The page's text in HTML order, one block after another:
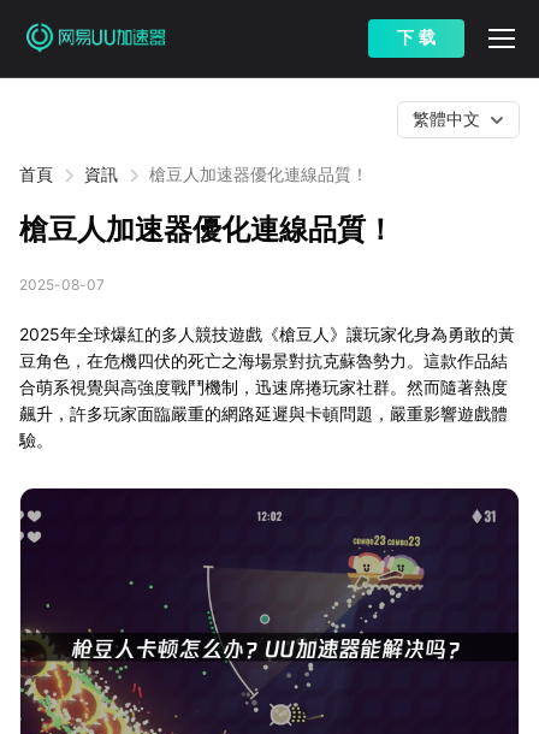
下 载
首頁 資訊 槍豆人加速器優化連線品質！
繁體中文
槍豆人加速器優化連線品質！
2025-08-07
2025年全球爆紅的多人競技遊戲《槍豆人》讓玩家化身為勇敢的黃
豆角色，在危機四伏的死亡之海場景對抗克蘇魯勢力。這款作品結
合萌系視覺與高強度戰鬥機制，迅速席捲玩家社群。然而隨著熱度
飆升，許多玩家面臨嚴重的網路延遲與卡頓問題，嚴重影響遊戲體
驗。